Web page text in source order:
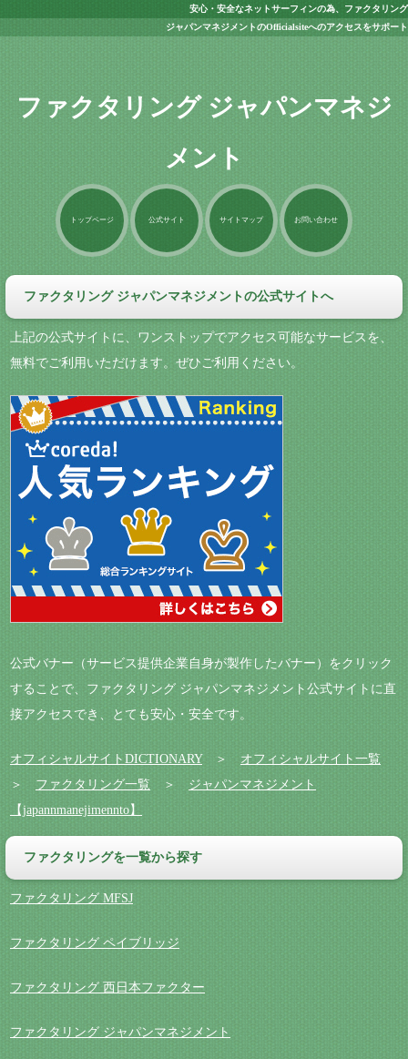
安心・安全なネットサーフィンの為、ファクタリング
ジャパンマネジメントのOfficialsiteへのアクセスをサポート
ファクタリング ジャパンマネジ
メント
トップページ 公式サイト サイトマップ お問い合わせ
ファクタリング ジャパンマネジメントの公式サイトへ
上記の公式サイトに、ワンストップでアクセス可能なサービスを、
無料でご利用いただけます。ぜひご利用ください。
公式バナー（サービス提供企業自身が製作したバナー）をクリック
することで、ファクタリング ジャパンマネジメント公式サイトに直
接アクセスでき、とても安心・安全です。
オフィシャルサイトDICTIONARY＞ オフィシャルサイト一覧
＞ ファクタリング一覧 ＞ ジャパンマネジメント
【japannmanejimennto】
ファクタリングを一覧から探す
ファクタリング MFSJ
ファクタリング ペイブリッジ
ファクタリング 西日本ファクター
ファクタリング ジャパンマネジメント